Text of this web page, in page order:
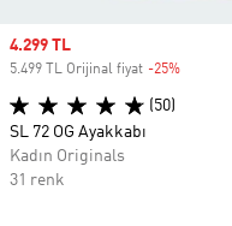
Sale price
4.299 TL
5.499 TL Orijinal fiyat -25%
(50)
SL 72 OG Ayakkabı
Kadın Originals
31 renk